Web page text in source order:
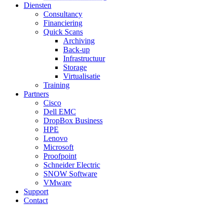
Diensten
Consultancy
Financiering
Quick Scans
Archiving
Back-up
Infrastructuur
Storage
Virtualisatie
Training
Partners
Cisco
Dell EMC
DropBox Business
HPE
Lenovo
Microsoft
Proofpoint
Schneider Electric
SNOW Software
VMware
Support
Contact